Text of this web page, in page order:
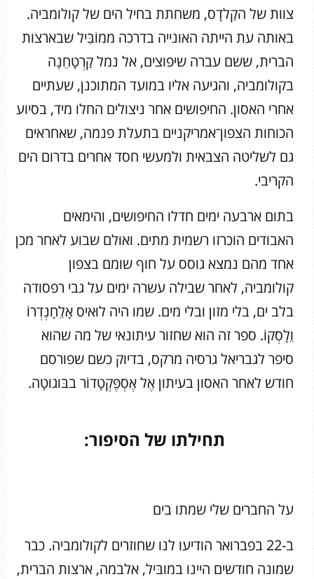
צוות של הקַלדָס, משחתת בחיל הים של קולומביה.
באותה עת הייתה האונייה בדרכה ממוֹבִּיל שבארצות
הברית, ששם עברה שיפוצים, אל נמל קַרְטָחֵנָה
בקולומביה, והגיעה אליו במועד המתוכנן, שעתיים
אחרי האסון. החיפושים אחר ניצולים החלו מיד, בסיוע
הכוחות הצפון־אמריקניים בתעלת פנמה, שאחראים
גם לשליטה הצבאית ולמעשי חסד אחרים בדרום הים
הקריבי.
בתום ארבעה ימים חדלו החיפושים, והימאים
האבודים הוכרזו רשמית מתים. ואולם שבוע לאחר מכן
אחד מהם נמצא גוסס על חוף שומם בצפון
קולומביה, לאחר שבילה עשרה ימים על גבי רפסודה
בלב ים, בלי מזון ובלי מים. שמו היה לוּאיס אָלֵחָנְדְרוֺ
וֵלָסְקוֺ. ספר זה הוא שחזור עיתונאי של מה שהוא
סיפר לגבריאל גרסיה מרקס, בדיוק כשם שפורסם
חודש לאחר האסון בעיתון אֶל אֶסְפֶּקְטָדוֺר בבּוגוטָה.
תחילתו של הסיפור:
על החברים שלי שמתו בים
ב-22 בפברואר הודיעו לנו שחוזרים לקולומביה. כבר
שמונה חודשים היינו במובּיל, אלבמה, ארצות הברית,